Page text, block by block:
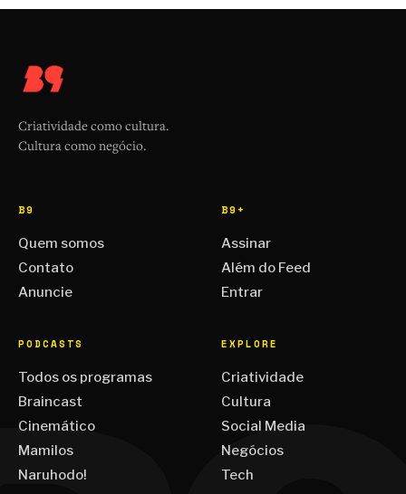
Criatividade como cultura.
Cultura como negócio.
B9
Quem somos
Contato
Anuncie
B9+
Assinar
Além do Feed
Entrar
PODCASTS
Todos os programas
Braincast
Cinemático
Mamilos
Naruhodo!
EXPLORE
Criatividade
Cultura
Social Media
Negócios
Tech